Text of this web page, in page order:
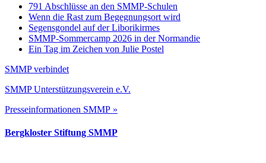
791 Abschlüsse an den SMMP-Schulen
Wenn die Rast zum Begegnungsort wird
Segensgondel auf der Liborikirmes
SMMP-Sommercamp 2026 in der Normandie
Ein Tag im Zeichen von Julie Postel
SMMP verbindet
SMMP Unterstützungsverein e.V.
Presseinformationen SMMP »
Bergkloster Stiftung SMMP